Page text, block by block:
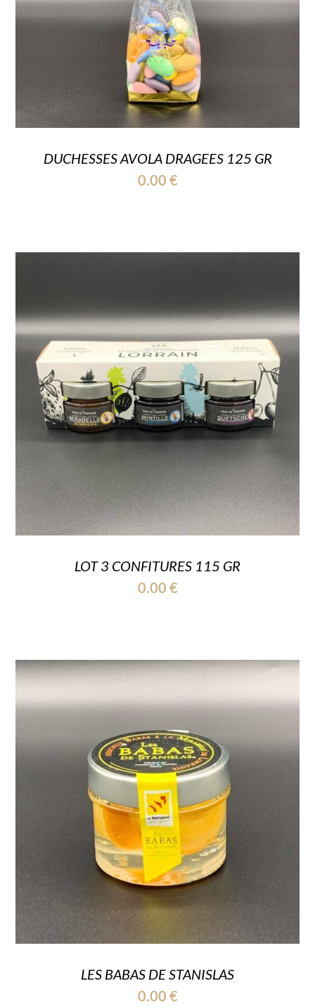
DUCHESSES AVOLA DRAGEES 125 GR
0.00 €
LOT 3 CONFITURES 115 GR
0.00 €
LES BABAS DE STANISLAS
0.00 €